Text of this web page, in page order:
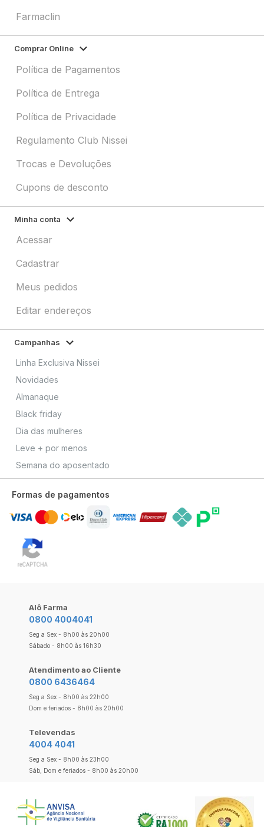
Farmaclin
Comprar Online
Política de Pagamentos
Política de Entrega
Política de Privacidade
Regulamento Club Nissei
Trocas e Devoluções
Cupons de desconto
Minha conta
Acessar
Cadastrar
Meus pedidos
Editar endereços
Campanhas
Linha Exclusiva Nissei
Novidades
Almanaque
Black friday
Dia das mulheres
Leve + por menos
Semana do aposentado
Formas de pagamentos
Alô Farma
0800 4004041
Seg a Sex - 8h00 às 20h00
Sábado - 8h00 às 16h30
Atendimento ao Cliente
0800 6436464
Seg a Sex - 8h00 às 22h00
Dom e feriados - 8h00 às 20h00
Televendas
4004 4041
Seg a Sex - 8h00 às 23h00
Sáb, Dom e feriados - 8h00 às 20h00